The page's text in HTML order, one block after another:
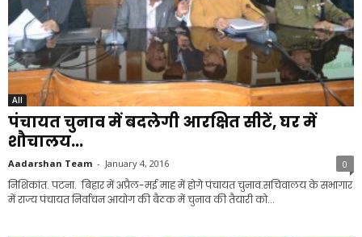
All
पंचायत चुनाव में बदलेगी आरक्षित सीटें, घर में
शौचालय...
Aadarshan Team - January 4, 2016 0
निशिकांत. पटना. बिहार में अप्रैल-मई माह में होगे पंचायत चुनाव.सचिवालय के सभागार
में राज्य पंचायत निर्वाचन आयोग की बैठक में चुनाव की तैयारी को...